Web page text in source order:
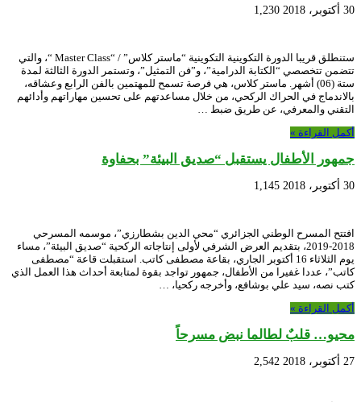
30 أكتوبر، 2018 1,230
ستنطلق قريبا الدورة التكوينية التكوينية “ماستر كلاس” / “Master Class “، والتي
تتضمن تتخصصي “الكتابة الدرامية”، و”فن التمثيل”، وتستمر الدورة الثالثة لمدة
ستة (06) أشهر. ماستر كلاس، هي فرصة تسمح للمهتمين بالفن الرابع وعشاقه،
بالاندماج في الحراك الركحي، من خلال مساعدتهم على تحسين مهاراتهم وأدائهم
التقني والمعرفي، عن طريق ضبط …
أكمل القراءة »
جمهور الأطفال يستقبل “صديق البيئة” بحفاوة
30 أكتوبر، 2018 1,145
افتتح المسرح الوطني الجزائري “محي الدين بشطارزي”، موسمه المسرحي
2018-2019، بتقديم العرض الشرفي لأولى إنتاجاته الركحية “صديق البيئة”، مساء
يوم الثلاثاء 16 أكتوبر الجاري، بقاعة مصطفى كاتب. استقبلت قاعة “مصطفى
كاتب”، عددا غفيرا من الأطفال، جمهور تواجد بقوة لمتابعة أحداث هذا العمل الذي
كتب نصه، سيد علي بوشافع، وأخرجه ركحيا، …
أكمل القراءة »
محيو… قلبٌ لطالما نبض مسرحاً
27 أكتوبر، 2018 2,542